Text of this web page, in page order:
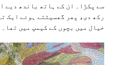
سے پکڑا۔ ان کے ہاتھ باندھ دیے
رکھ دی، پھر گھسیٹتے ہوئے ایک
خیال میں بچوں کے کیمپ میں تھا۔